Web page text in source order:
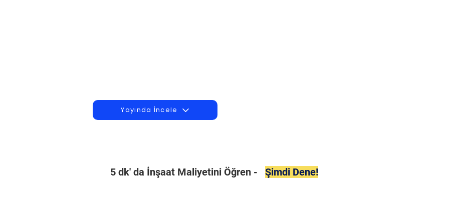
Yayında İncele
5 dk' da İnşaat Maliyetini Öğren - Şimdi Dene!